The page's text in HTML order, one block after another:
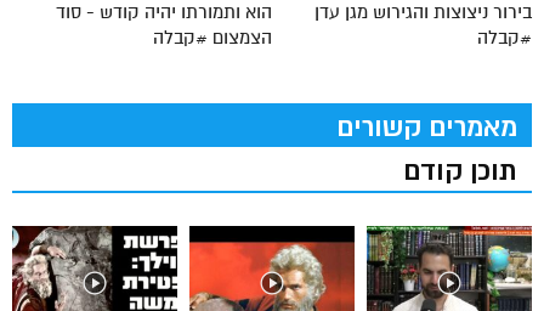
הוא ותמורתו יהיה קודש - סוד
הצמצום #קבלה
בירור ניצוצות והגירוש מגן עדן
#קבלה
מאמרים קשורים
תוכן קודם